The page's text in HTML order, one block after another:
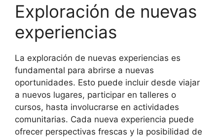
Exploración de nuevas
experiencias
La exploración de nuevas experiencias es
fundamental para abrirse a nuevas
oportunidades. Esto puede incluir desde viajar
a nuevos lugares, participar en talleres o
cursos, hasta involucrarse en actividades
comunitarias. Cada nueva experiencia puede
ofrecer perspectivas frescas y la posibilidad de